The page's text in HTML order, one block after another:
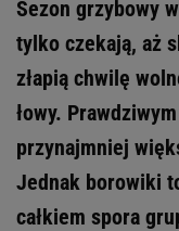
Sezon grzybowy
tylko czekają, aż
złapią chwilę
łowy.
przynajmniej
Jednak borowiki
całkiem spora